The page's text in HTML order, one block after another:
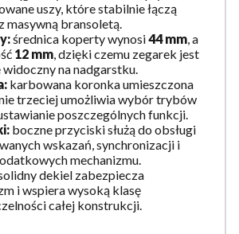
uszy, które stabilnie łączą
masywną bransoletą.
średnica koperty wynosi44 mm , a
12 mm , dzięki czemu zegarek jest
na nadgarstku.
karbowana koronka umieszczona
trzeciej umożliwia wybór trybów
poszczególnych funkcji.
boczne przyciski służą do obsługi
wskazań, synchronizacji i
mechanizmu.
dekiel zabezpiecza
i wspiera wysoką klasę
całej konstrukcji.